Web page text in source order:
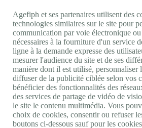
Nos autres sites
Site portail Agefiph
Activateur de progrès
Handinnov
Innovation et recherche
Université du RRH
Service AppuiPro
Nous suivre
Youtube
Agefiph et ses partenaires utilisent des
technologies similaires sur le site pour
communication par voie électronique
nécessaires à la fourniture d'un service
ligne à la demande expresse des
mesurer l'audience du site et de ses
manière dont il est utilisé, personnaliser
diffuser de la publicité ciblée selon vos
bénéficier des fonctionnalités des
des services de partage de vidéo de
le site le contenu multimédia. Vous
choix de cookies, consentir ou refuser
boutons ci-dessous sauf pour les